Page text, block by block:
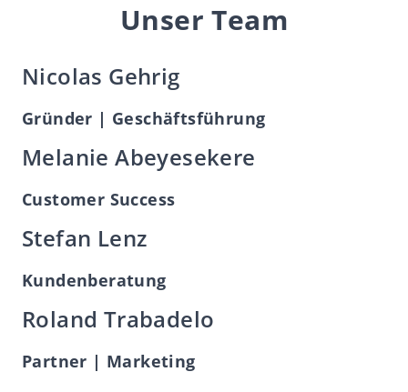
Unser Team
Nicolas Gehrig
Gründer | Geschäftsführung
Melanie Abeyesekere
Customer Success
Stefan Lenz
Kundenberatung
Roland Trabadelo
Partner | Marketing